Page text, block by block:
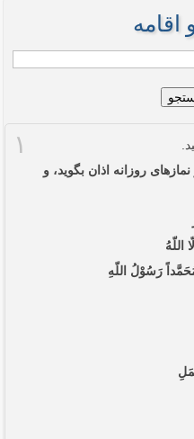
اقامه
۱
روزانه اذان بگوید، و
اللّهُ
رَسُوْلُ اللّهِ